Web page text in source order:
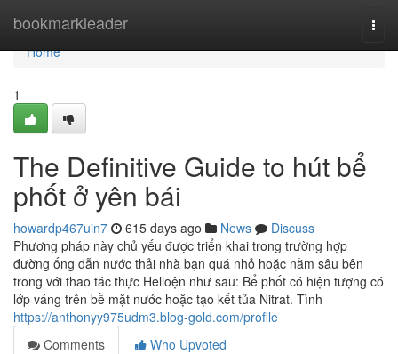
bookmarkleader
Home
Home
1
The Definitive Guide to hút bể
phốt ở yên bái
howardp467uin7 615 days ago News
Discuss
Phương pháp này chủ yếu được triển khai trong trường hợp
đường ống dẫn nước thải nhà bạn quá nhỏ hoặc nằm sâu bên
trong với thao tác thực Helloện như sau: Bể phốt có hiện tượng có
lớp váng trên bề mặt nước hoặc tạo kết tủa Nitrat. Tình
https://anthonyy975udm3.blog-gold.com/profile
Comments
Who Upvoted